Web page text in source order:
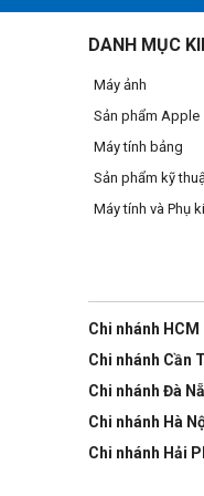
- Chế độ đặc
- Vòng điều
DANH MỤC
Máy ảnh
Sản phẩm Apple
Máy tính bảng
Sản phẩm kỹ
Máy tính và Phụ
Chi nhánh HCM
Chi nhánh Cần
Chi nhánh Đà
Chi nhánh Hà
Chi nhánh Hải